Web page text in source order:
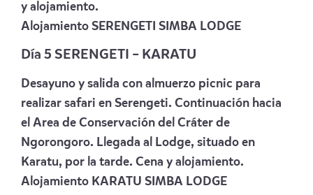
y alojamiento.
Alojamiento SERENGETI SIMBA LODGE
Día 5 SERENGETI – KARATU
Desayuno y salida con almuerzo picnic para
realizar safari en Serengeti. Continuación hacia
el Area de Conservación del Cráter de
Ngorongoro. Llegada al Lodge, situado en
Karatu, por la tarde. Cena y alojamiento.
Alojamiento KARATU SIMBA LODGE